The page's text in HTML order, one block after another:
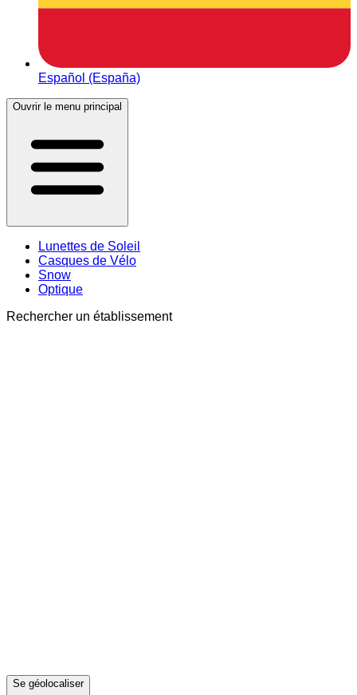
Español (España)
Ouvrir le menu principal
Lunettes de Soleil
Casques de Vélo
Snow
Optique
Rechercher un établissement
Se géolocaliser